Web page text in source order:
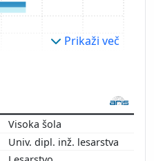
Prikaži več
Visoka šola
Univ. dipl. inž. lesarstva